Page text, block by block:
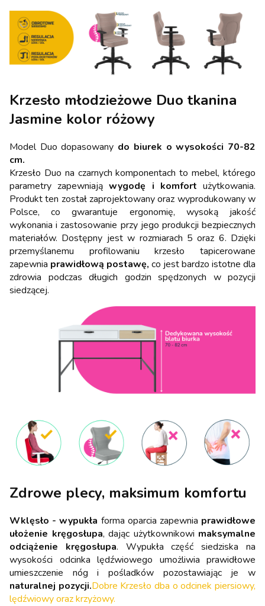
Krzesło młodzieżowe Duo tkanina
Jasmine kolor różowy
Model Duo dopasowany do biurek o wysokości 70-82
cm.
Krzesło Duo na czarnych komponentach to mebel, którego
parametry zapewniająwygodę i komfort użytkowania.
Produkt ten został zaprojektowany oraz wyprodukowany w
Polsce, co gwarantuje ergonomię, wysoką jakość
wykonania i zastosowanie przy jego produkcji bezpiecznych
materiałów. Dostępny jest w rozmiarach 5 oraz 6. Dzięki
przemyślanemu profilowaniu krzesło tapicerowane
zapewnia prawidłową postawę, co jest bardzo istotne dla
zdrowia podczas długich godzin spędzonych w pozycji
siedzącej.
Zdrowe plecy, maksimum komfortu
Wklęsło - wypukła forma oparcia zapewnia prawidłowe
ułożenie kręgosłupa, dając użytkownikowi maksymalne
odciążenie kręgosłupa. Wypukła część siedziska na
wysokości odcinka lędźwiowego umożliwia prawidłowe
umieszczenie nóg i pośladków pozostawiając je w
naturalnej pozycji.Dobre Krzesło dba o odcinek piersiowy,
lędźwiowy oraz krzyżowy.